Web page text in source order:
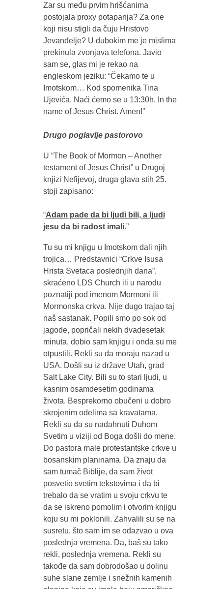
Zar su među prvim hrišćanima
postojala proxy potapanja? Za one
koji nisu stigli da čuju Hristovo
Jevanđelje? U dubokim me je mislima
prekinula zvonjava telefona. Javio
sam se, glas mi je rekao na
engleskom jeziku: “Čekamo te u
Imotskom… Kod spomenika Tina
Ujevića. Naći ćemo se u 13:30h. In the
name of Jesus Christ. Amen!”
Drugo poglavlje pastorovo
U “The Book of Mormon – Another
testament of Jesus Christ” u Drugoj
knjizi Nefijevoj, druga glava stih 25.
stoji zapisano:
“Adam pade da bi ljudi bili, a ljudi
jesu da bi radost imali.”
Tu su mi knjigu u Imotskom dali njih
trojica… Predstavnici “Crkve Isusa
Hrista Svetaca poslednjih dana”,
skraćeno LDS Church ili u narodu
poznatiji pod imenom Mormoni ili
Mormonska crkva. Nije dugo trajao taj
naš sastanak. Popili smo po sok od
jagode, popričali nekih dvadesetak
minuta, dobio sam knjigu i onda su me
otpustili. Rekli su da moraju nazad u
USA. Došli su iz države Utah, grad
Salt Lake City. Bili su to stari ljudi, u
kasnim osamdesetim godinama
života. Besprekorno obučeni u dobro
skrojenim odelima sa kravatama.
Rekli su da su nadahnuti Duhom
Svetim u viziji od Boga došli do mene.
Do pastora male protestantske crkve u
bosanskim planinama. Da znaju da
sam tumač Biblije, da sam život
posvetio svetim tekstovima i da bi
trebalo da se vratim u svoju crkvu te
da se iskreno pomolim i otvorim knjigu
koju su mi poklonili. Zahvalili su se na
susretu, što sam im se odazvao u ova
poslednja vremena. Da, baš su tako
rekli, poslednja vremena. Rekli su
takođe da sam dobrodošao u dolinu
suhe slane zemlje i snežnih kamenih